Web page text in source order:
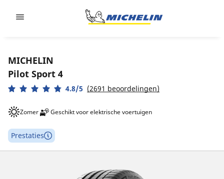
MICHELIN
Pilot Sport 4
4.8/5 (2691 beoordelingen)
Zomer Geschikt voor elektrische voertuigen
Prestaties